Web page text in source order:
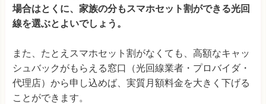
場合はとくに、家族の分もスマホセット割ができる光回
線を選ぶとよいでしょう。
また、たとえスマホセット割がなくても、高額なキャッ
シュバックがもらえる窓口（光回線業者・プロバイダ・
代理店）から申し込めば、実質月額料金を大きく下げる
ことができます。